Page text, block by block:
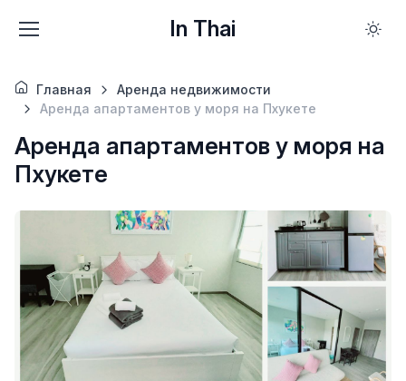
In Thai
Главная
Аренда недвижимости
Аренда апартаментов у моря на Пхукете
Аренда апартаментов у моря на
Пхукете